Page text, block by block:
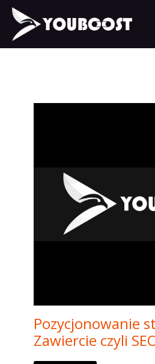
Pozycjonowanie
Zawiercie czyli